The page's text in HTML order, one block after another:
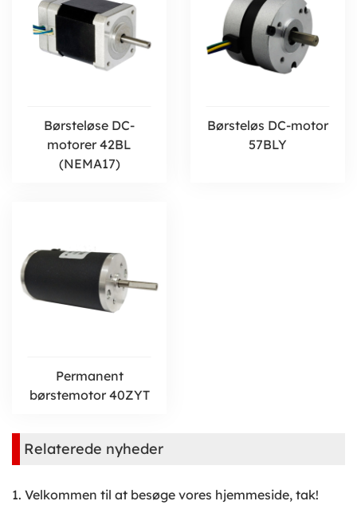
Børsteløse DC-
motorer 42BL
(NEMA17)
Børsteløs DC-motor
57BLY
Permanent
børstemotor 40ZYT
Relaterede nyheder
1. Velkommen til at besøge vores hjemmeside, tak!